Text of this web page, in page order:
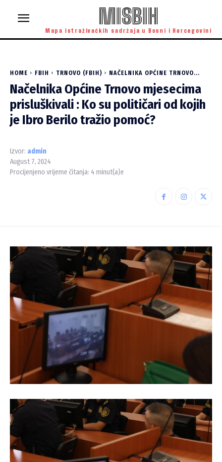
MISBIH
Mapa istraživačkih sadržaja u Bosni i Hercegovini
HOME FBIH TRNOVO (FBIH) NAČELNIKA OPĆINE TRNOVO...
Načelnika Općine Trnovo mjesecima
prisluškivali : Ko su političari od kojih
je Ibro Berilo tražio pomoć?
Izvor: admin
August 7, 2024
Procijenjeno vrijeme čitanja: 4 minut(a)e